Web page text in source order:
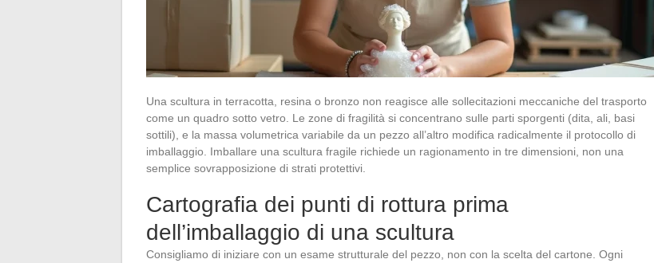
Una scultura in terracotta, resina o bronzo non reagisce alle sollecitazioni meccaniche del trasporto
come un quadro sotto vetro. Le zone di fragilità si concentrano sulle parti sporgenti (dita, ali, basi
sottili), e la massa volumetrica variabile da un pezzo all’altro modifica radicalmente il protocollo di
imballaggio. Imballare una scultura fragile richiede un ragionamento in tre dimensioni, non una
semplice sovrapposizione di strati protettivi.
Cartografia dei punti di rottura prima
dell’imballaggio di una scultura
Consigliamo di iniziare con un esame strutturale del pezzo, non con la scelta del cartone. Ogni